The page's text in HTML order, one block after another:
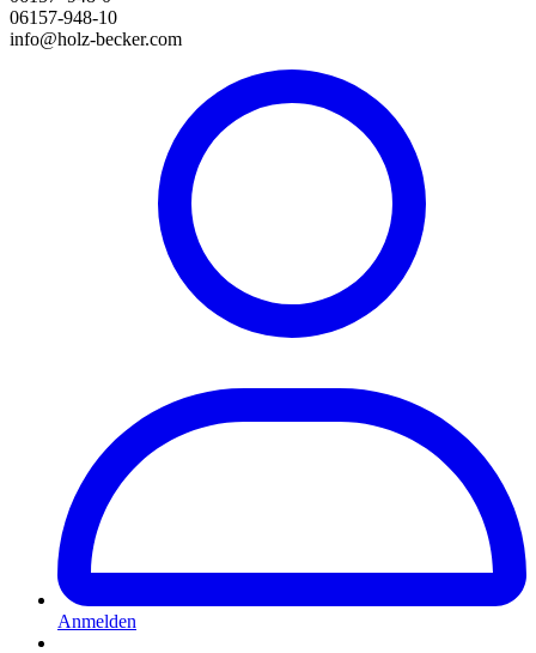
06157-948-10
info@holz-becker.com
Anmelden